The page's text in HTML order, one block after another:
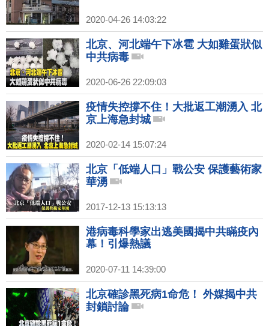
2020-04-26 14:03:22
北京、河北端午下冰雹 大如雞蛋狀似
中共病毒
2020-06-26 22:09:03
疫情失控撐不住！大批返工潮湧入 北
京上海急封城
2020-02-14 15:07:24
北京「低端人口」戰公安 保護藝術家
華湧
2017-12-13 15:13:13
港病毒科學家出逃美國揭中共瞞疫內
幕！引爆熱議
2020-07-11 14:39:00
北京確診黑死病1命危！ 外媒揭中共
封鎖討論